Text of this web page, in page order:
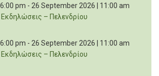
pm - 26 September 2026 | 11:00 am
Εκδηλώσεις – Πελενδρίου
pm - 26 September 2026 | 11:00 am
Εκδηλώσεις – Πελενδρίου